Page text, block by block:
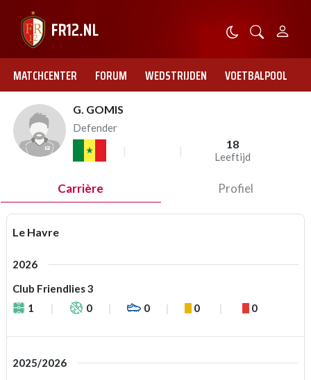
MATCHCENTER FORUM WEDSTRIJDEN VOETBALPOOL
G. GOMIS
Defender
18
Leeftijd
Carrière Profiel
Le Havre
2026
Club Friendlies 3
1
0 0 0 0
2025/2026